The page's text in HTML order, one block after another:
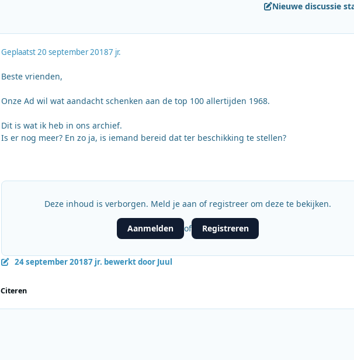
Nieuwe discussie
Geplaatst20 september 20187 jr.
Beste vrienden,
Onze Ad wil wat aandacht schenken aan de top 100 allertijden 1968.
Dit is wat ik heb in ons archief.
Is er nog meer? En zo ja, is iemand bereid dat ter beschikking te stellen?
Deze inhoud is verborgen. Meld je aan of registreer om deze te bekijken.
Aanmelden of Registreren
24 september 20187 jr. bewerkt door Juul
Citeren